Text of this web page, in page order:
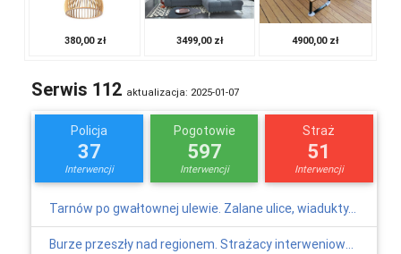
380,00 zł 3499,00 zł 4900,00 zł
Serwis 112 aktualizacja: 2025-01-07
Policja
37
Interwencji
Pogotowie
597
Interwencji
Straż
51
Interwencji
Tarnów po gwałtownej ulewie. Zalane ulice, wiadukty, budynki
Burze przeszły nad regionem. Strażacy interweniowali dziesiątki razy